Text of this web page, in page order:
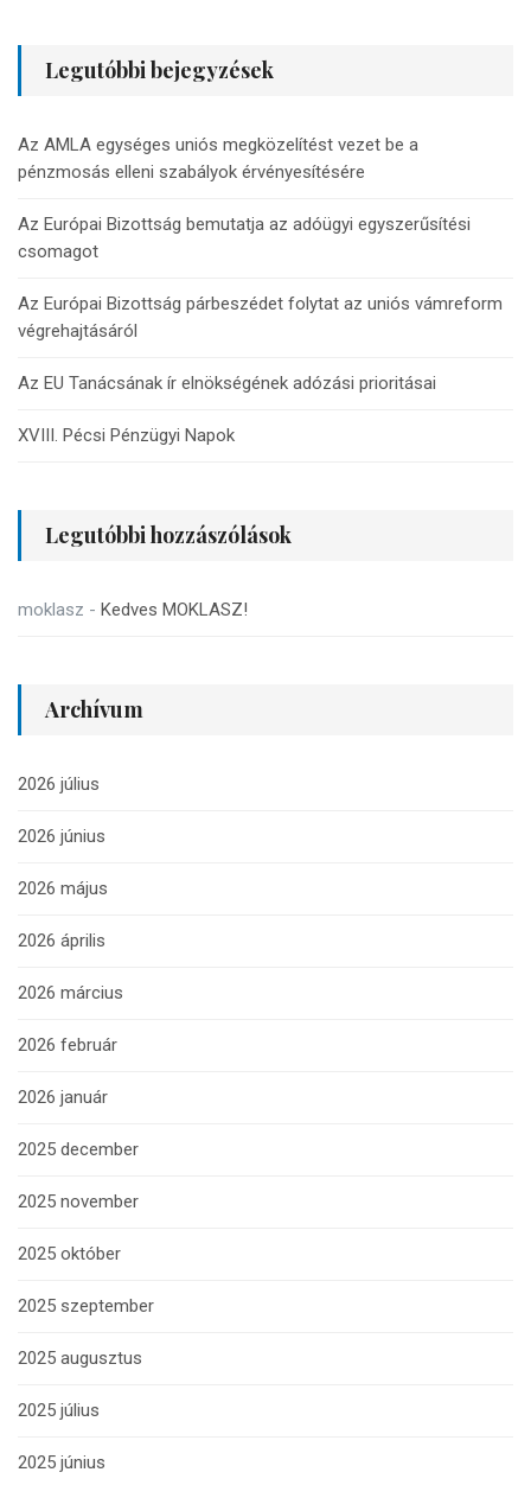
Legutóbbi bejegyzések
Az AMLA egységes uniós megközelítést vezet be a
pénzmosás elleni szabályok érvényesítésére
Az Európai Bizottság bemutatja az adóügyi egyszerűsítési
csomagot
Az Európai Bizottság párbeszédet folytat az uniós vámreform
végrehajtásáról
Az EU Tanácsának ír elnökségének adózási prioritásai
XVIII. Pécsi Pénzügyi Napok
Legutóbbi hozzászólások
moklasz - Kedves MOKLASZ!
Archívum
2026 július
2026 június
2026 május
2026 április
2026 március
2026 február
2026 január
2025 december
2025 november
2025 október
2025 szeptember
2025 augusztus
2025 július
2025 június